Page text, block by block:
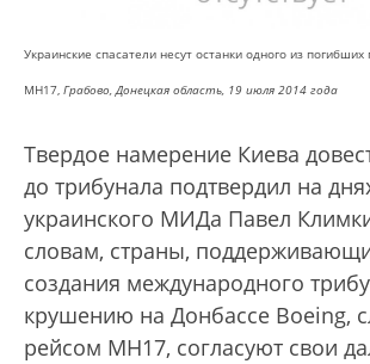
Украинские спасатели несут останки одного из
МН17, Грабово, Донецкая область, 19 июля 2014 года
Твердое намерение Киева
до трибунала подтвердил на
украинского МИДа Павел
словам, страны,
создания международного
крушению на Донбассе Boeing,
рейсом MH17, согласуют свои